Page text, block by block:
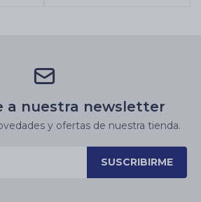
a nuestra newsletter
y ofertas de nuestra tienda.
SUSCRIBIRME